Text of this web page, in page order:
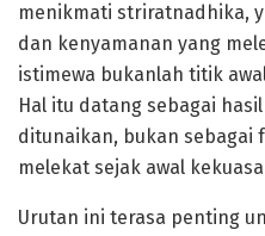
menikmati striratnadhika,
dan kenyamanan yang
istimewa bukanlah titik
Hal itu datang sebagai
ditunaikan, bukan sebagai
melekat sejak awal
Urutan ini terasa penting